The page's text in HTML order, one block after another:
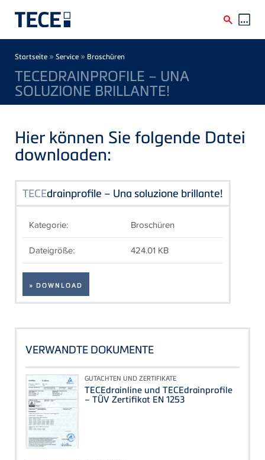
Breadcrumb
Startseite » Service » Broschüren
TECEDRAINPROFILE – UNA
SOLUZIONE BRILLANTE!
Hier können Sie folgende Datei
downloaden:
TECEdrainprofile – Una soluzione brillante!
Kategorie: Broschüren
Dateigröße: 424.01 KB
» DOWNLOAD
VERWANDTE DOKUMENTE
GUTACHTEN UND ZERTIFIKATE
TECEdrainline und TECEdrainprofile
– TÜV Zertifikat EN 1253